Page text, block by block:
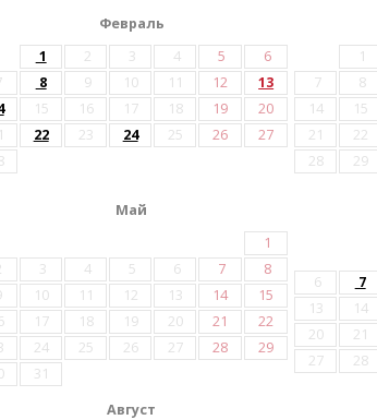
Февраль
1
2 3 4 5
6
8 9 10 11 12
13
15 16 17 18 19
20
22 23 24 25 26
27
1
7
8
14
15
21
22
28
29
Май
1
3 4 5 6 7
8
10 11 12 13 14
15
17 18 19 20 21
22
24 25 26 27 28
29
31
6
7
13
14
20
21
27
28
Август